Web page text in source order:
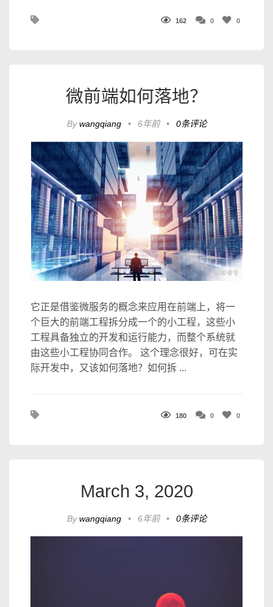
162 0 0
微前端如何落地？
Bywangqiang • 6年前 • 0条评论
它正是借鉴微服务的概念来应用在前端上，将一
个巨大的前端工程拆分成一个的小工程，这些小
工程具备独立的开发和运行能力，而整个系统就
由这些小工程协同合作。 这个理念很好，可在实
际开发中，又该如何落地？如何拆 ...
180 0 0
March 3, 2020
Bywangqiang • 6年前 • 0条评论